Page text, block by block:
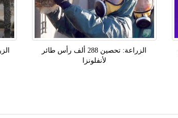
الزراعة: تحصين 288 ألف رأس طائر
لأنفلونزا